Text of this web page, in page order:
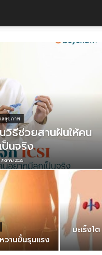
ลสุขภาพ
วิธีช่วยสานฝันให้คน
นจริง
สิงหาคม 2025
วานขั้นรุนแรง
มะเร็ง